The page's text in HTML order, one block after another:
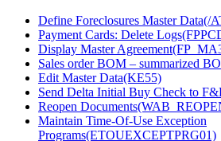
Define Foreclosures Master Data(/
Payment Cards: Delete
Display Master
Sales order BOM – summarized
Edit Master Data(KE55)
Send Delta Initial Buy Check to
Reopen
Maintain Time-Of-Use Exception
Programs(ETOUEXCEPTPRG01)